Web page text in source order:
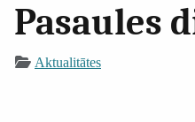
Pasaules
Aktualitātes